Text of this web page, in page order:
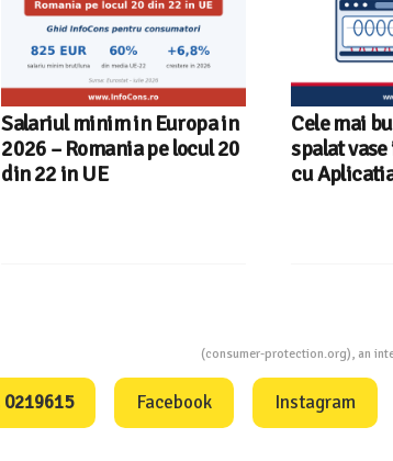
Salariul minim in Europa in
2026 – Romania pe locul 20
din 22 in UE
Cele mai
spalat
cu
(consumer-protection.org), an
0219615 Facebook Instagram